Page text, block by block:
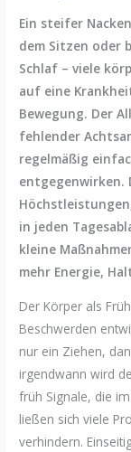
Ein steifer
dem Sitzen oder
Schlaf – viele
auf eine
Bewegung. Der
fehlender
regelmäßig
entgegenwirken.
in jeden
kleine
mehr Energie,
Der Körper als
Beschwerden
nur ein Ziehen,
irgendwann wird
früh Signale, die
ließen sich viele
verhindern.